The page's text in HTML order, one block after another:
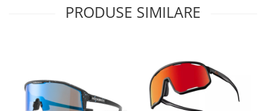
PRODUSE SIMILARE